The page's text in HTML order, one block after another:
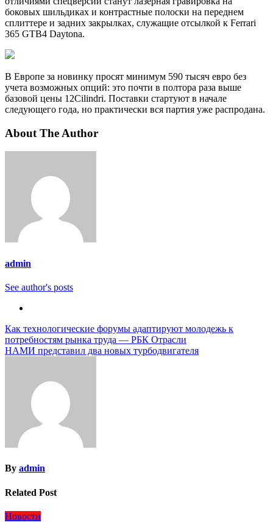
боковых шильдиках и контрастные полоски на переднем
сплиттере и задних закрылках, служащие отсылкой к Ferrari
365 GTB4 Daytona.
В Европе за новинку просят минимум 590 тысяч евро без
учета возможных опций: это почти в полтора раза выше
базовой цены 12Cilindri. Поставки стартуют в начале
следующего года, но практически вся партия уже распродана.
About The Author
admin
See author's posts
Навигация
по
Как технологические форумы адаптируют молодежь к
потребностям рынка труда — РБК Отрасли
НАМИ представил два новых турбодвигателя
By admin
Related Post
Новости